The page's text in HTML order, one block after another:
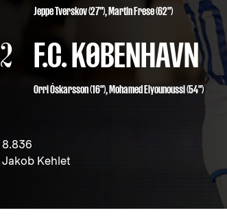
Jeppe Tverskov (27"),Martin Frese (62")
2 F.C. KØBENHAVN
Orri Óskarsson(16"),Mohamed Elyounoussi(54")
8.836
Jakob Kehlet